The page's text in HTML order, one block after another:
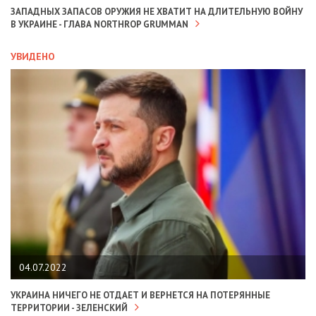
ЗАПАДНЫХ ЗАПАСОВ ОРУЖИЯ НЕ ХВАТИТ НА ДЛИТЕЛЬНУЮ ВОЙНУ
В УКРАИНЕ - ГЛАВА NORTHROP GRUMMAN
УВИДЕНО
04.07.2022
УКРАИНА НИЧЕГО НЕ ОТДАЕТ И ВЕРНЕТСЯ НА ПОТЕРЯННЫЕ
ТЕРРИТОРИИ - ЗЕЛЕНСКИЙ